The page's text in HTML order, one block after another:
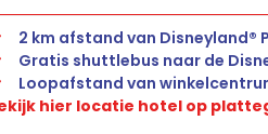
2 km afstand van Disneyland®
Gratis shuttlebus naar de
Loopafstand van
hier locatie hotel op